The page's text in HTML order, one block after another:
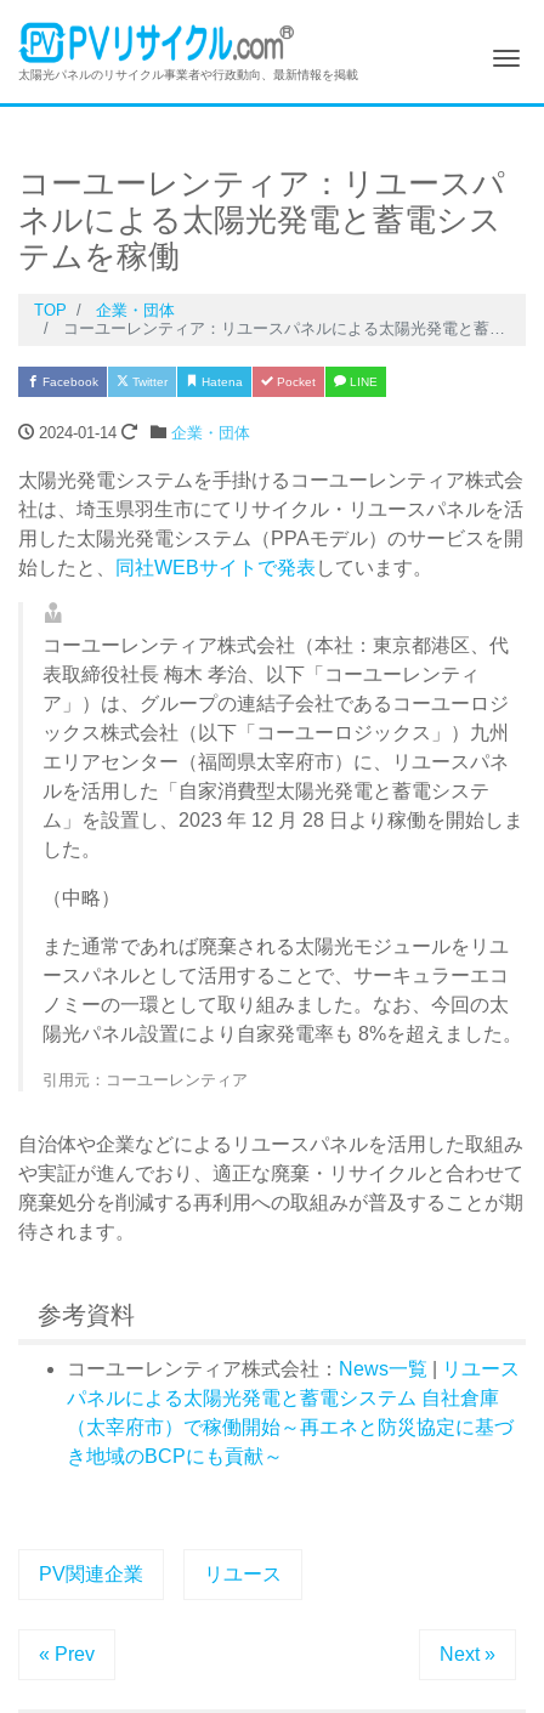
太陽光パネルのリサイクル事業者や行政動向、最新情報を掲載
コーユーレンティア：リユースパ
ネルによる太陽光発電と蓄電シス
テムを稼働
TOP
企業・団体
コーユーレンティア：リユースパネルによる太陽光発電と蓄電システムを稼働
Facebook Twitter Hatena Pocket LINE
2024-01-14 企業・団体
太陽光発電システムを手掛けるコーユーレンティア株式会
社は、埼玉県羽生市にてリサイクル・リユースパネルを活
用した太陽光発電システム（PPAモデル）のサービスを開
始したと、
同社WEBサイトで発表 しています。
コーユーレンティア株式会社（本社：東京都港区、代
表取締役社長 梅木 孝治、以下「コーユーレンティ
ア」）は、グループの連結子会社であるコーユーロジ
ックス株式会社（以下「コーユーロジックス」）九州
エリアセンター（福岡県太宰府市）に、リユースパネ
ルを活用した「自家消費型太陽光発電と蓄電システ
ム」を設置し、2023 年 12 月 28 日より稼働を開始しま
した。
（中略）
また通常であれば廃棄される太陽光モジュールをリユ
ースパネルとして活用することで、サーキュラーエコ
ノミーの一環として取り組みました。なお、今回の太
陽光パネル設置により自家発電率も 8%を超えました。
引用元：コーユーレンティア
自治体や企業などによるリユースパネルを活用した取組み
や実証が進んでおり、適正な廃棄・リサイクルと合わせて
廃棄処分を削減する再利用への取組みが普及することが期
待されます。
参考資料
コーユーレンティア株式会社： News一覧
リユース
パネルによる太陽光発電と蓄電システム 自社倉庫
（太宰府市）で稼働開始～再エネと防災協定に基づ
き地域のBCPにも貢献～
PV関連企業 リユース
« Prev Next »